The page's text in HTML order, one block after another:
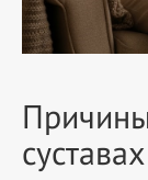
суставах